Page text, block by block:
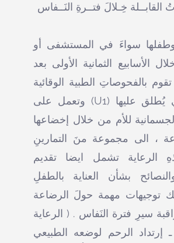
القابــلة خِـلالَ فتــرةِ النَــفاس
وطفلها سواءَ في المستشفى أو
الأسابيع الثمانية الأولى بعد
بالفحوصاتِ الطبية الوقائية
للطفل والتي يُطلق عليها (U1) وتعمل على
الجسمانية للأم من خلال إخضاعها
، الى مجموعة منَ التمارينِ
الرعاية تشمل ايضا تقديم
بشأن العناية بالطفلِ
توجيهات مهمة حولَ الرضاعة
سيرِ فترة النَفاس . ( الرعاية
إرتداد الرحم لوضعه الطبيعي